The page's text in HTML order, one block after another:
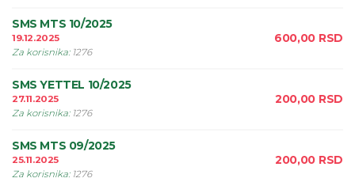
SMS MTS 10/2025
19.12.2025
Za korisnika: 1276
600,00 RSD
SMS YETTEL 10/2025
27.11.2025
Za korisnika: 1276
200,00 RSD
SMS MTS 09/2025
25.11.2025
Za korisnika: 1276
200,00 RSD